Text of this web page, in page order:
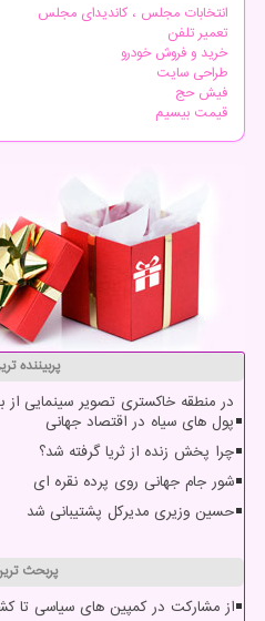
انتخابات مجلس ، کاندیدای مجلس
تعمیر تلفن
خرید و فروش خودرو
طراحی سایت
فیش حج
قیمت بیسیم
پربیننده
در منطقه خاکستری تصویر سینمایی
پول های سیاه در اقتصاد جهانی
چرا پخش زنده از ثریا گرفته شد؟
شور جام جهانی روی پرده نقره ای
حسین وزیری مدیرکل پشتیبانی شد
پربحث
از مشارکت در کمپین های سیاسی تا